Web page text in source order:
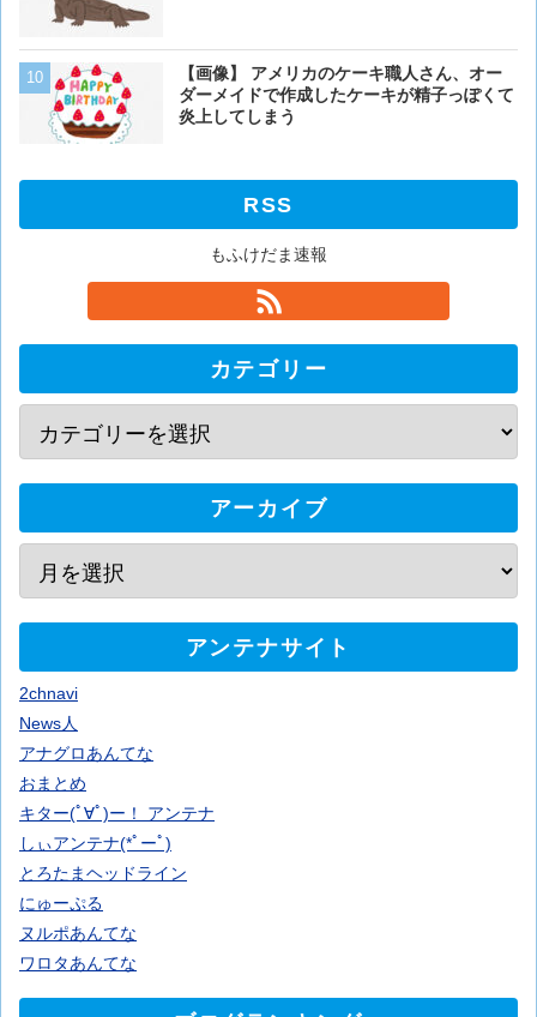
【画像】 アメリカのケーキ職人さん、オー
ダーメイドで作成したケーキが精子っぽくて
炎上してしまう
【画像】うわぁー、馬みた
あるか
RSS
もふけだま速報
カテゴリー
アーカイブ
アンテナサイト
2chnavi
News人
アナグロあんてな
おまとめ
キター(ﾟ∀ﾟ)ー！ アンテナ
しぃアンテナ(*ﾟーﾟ)
とろたまヘッドライン
にゅーぷる
ヌルポあんてな
ワロタあんてな